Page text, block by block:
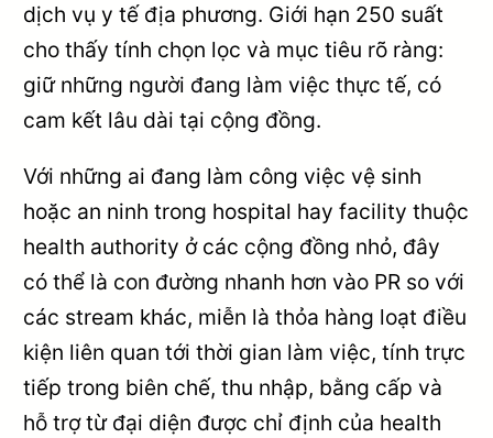
dịch vụ y tế địa phương. Giới hạn 250 suất
cho thấy tính chọn lọc và mục tiêu rõ ràng:
giữ những người đang làm việc thực tế, có
cam kết lâu dài tại cộng đồng.
Với những ai đang làm công việc vệ sinh
hoặc an ninh trong hospital hay facility thuộc
health authority ở các cộng đồng nhỏ, đây
có thể là con đường nhanh hơn vào PR so với
các stream khác, miễn là thỏa hàng loạt điều
kiện liên quan tới thời gian làm việc, tính trực
tiếp trong biên chế, thu nhập, bằng cấp và
hỗ trợ từ đại diện được chỉ định của health